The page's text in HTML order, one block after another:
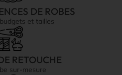
DE ROBES
et tailles
RETOUCHE
sur-mesure